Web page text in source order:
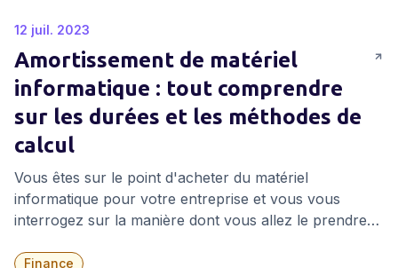
12 juil. 2023
Amortissement de matériel
informatique : tout comprendre
sur les durées et les méthodes de
calcul
Vous êtes sur le point d'acheter du matériel
informatique pour votre entreprise et vous vous
interrogez sur la manière dont vous allez le prendre
seul, cette question est dans l’esprit de tous les
Finance